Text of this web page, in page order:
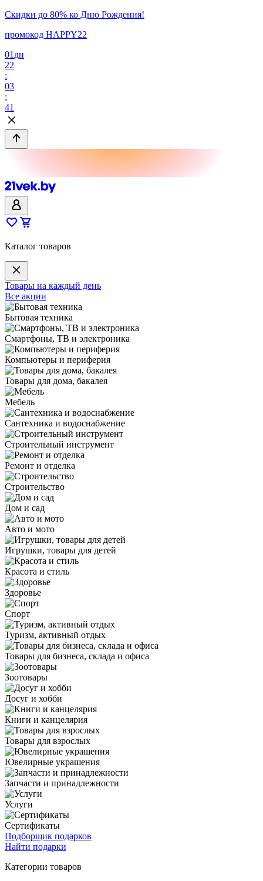
Скидки до 80% ко Дню Рождения!
промокод HAPPY22
01 дн
22
:
03
:
41
Каталог товаров
Товары на каждый день
Все акции
Бытовая техника
Смартфоны, ТВ и электроника
Компьютеры и периферия
Товары для дома, бакалея
Мебель
Сантехника и водоснабжение
Строительный инструмент
Ремонт и отделка
Строительство
Дом и сад
Авто и мото
Игрушки, товары для детей
Красота и стиль
Здоровье
Спорт
Туризм, активный отдых
Товары для бизнеса, склада и офиса
Зоотовары
Досуг и хобби
Книги и канцелярия
Товары для взрослых
Ювелирные украшения
Запчасти и принадлежности
Услуги
Сертификаты
Подборщик подарков
Найти подарки
Категории товаров